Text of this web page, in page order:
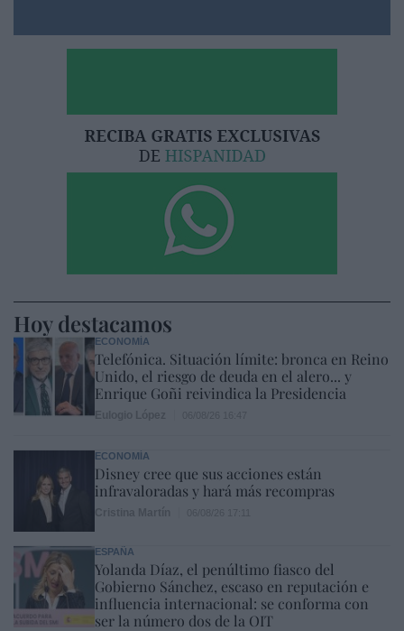
Hoy destacamos
ECONOMÍA
Telefónica. Situación límite: bronca en Reino
Unido, el riesgo de deuda en el alero... y
Enrique Goñi reivindica la Presidencia
ECONOMÍA
Disney cree que sus acciones están
infravaloradas y hará más recompras
ESPAÑA
Yolanda Díaz, el penúltimo fiasco del
Gobierno Sánchez, escaso en reputación e
influencia internacional: se conforma con
ser la número dos de la OIT